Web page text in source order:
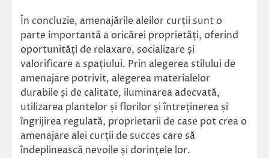
În concluzie, amenajările aleilor curții sunt o
parte importantă a oricărei proprietăți, oferind
oportunități de relaxare, socializare și
valorificare a spațiului. Prin alegerea stilului de
amenajare potrivit, alegerea materialelor
durabile și de calitate, iluminarea adecvată,
utilizarea plantelor și florilor și întreținerea și
îngrijirea regulată, proprietarii de case pot crea o
amenajare alei curții de succes care să
îndeplinească nevoile și dorințele lor.